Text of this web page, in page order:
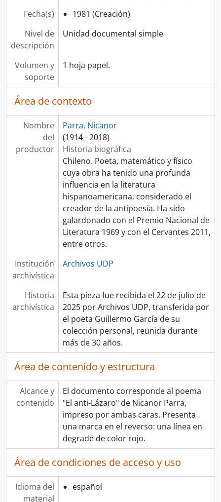
Fecha(s)
1981 (Creación)
Nivel de
descripción
Unidad documental simple
Volumen y
soporte
1 hoja papel.
Área de contexto
Nombre
del
productor
Parra, Nicanor
(1914 - 2018)
Historia biográfica
Chileno. Poeta, matemático y físico
cuya obra ha tenido una profunda
influencia en la literatura
hispanoamericana, considerado el
creador de la antipoesía. Ha sido
galardonado con el Premio Nacional de
Literatura 1969 y con el Cervantes 2011,
entre otros.
Institución
archivística
Archivos UDP
Historia
archivística
Esta pieza fue recibida el 22 de julio de
2025 por Archivos UDP, transferida por
el poeta Guillermo García de su
colección personal, reunida durante
más de 30 años.
Área de contenido y estructura
Alcance y
contenido
El documento corresponde al poema
"El anti-Lázaro" de Nicanor Parra,
impreso por ambas caras. Presenta
una marca en el reverso: una línea en
degradé de color rojo.
Área de condiciones de acceso y uso
Idioma del
material
español